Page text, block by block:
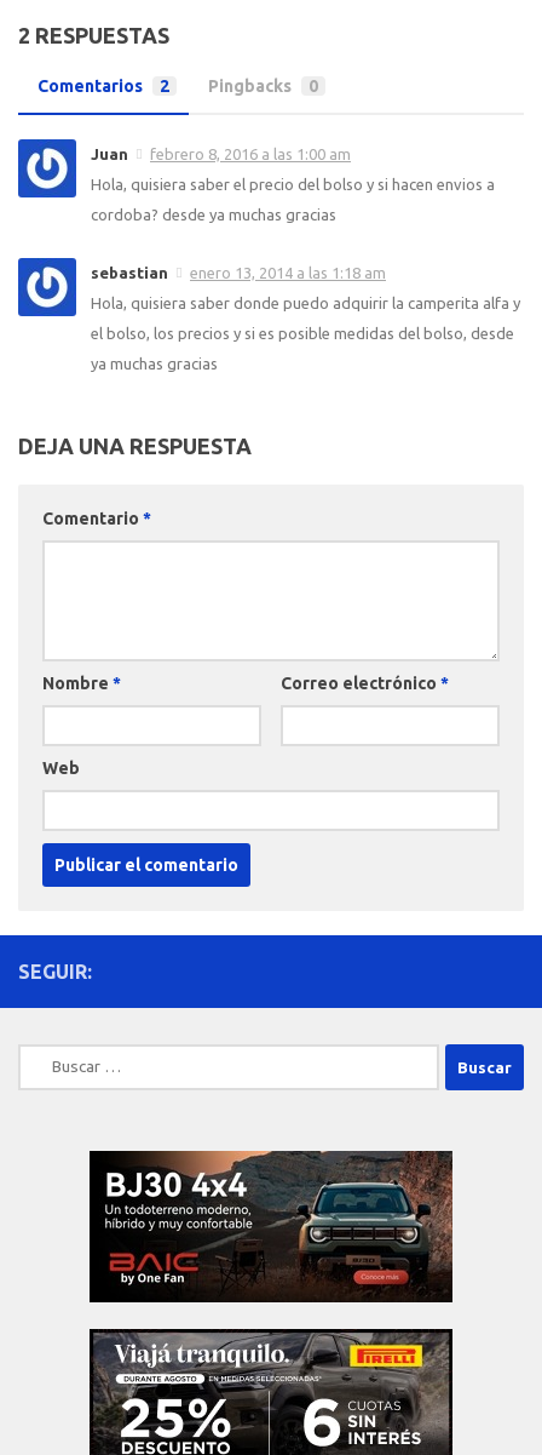
2 RESPUESTAS
Comentarios 2 Pingbacks 0
Juan
febrero 8, 2016 a las 1:00 am
Hola, quisiera saber el precio del bolso y si hacen envios a
cordoba? desde ya muchas gracias
sebastian
enero 13, 2014 a las 1:18 am
Hola, quisiera saber donde puedo adquirir la camperita alfa y
el bolso, los precios y si es posible medidas del bolso, desde
ya muchas gracias
DEJA UNA RESPUESTA
Comentario *
Nombre * Correo electrónico *
Web
SEGUIR:
Buscar: